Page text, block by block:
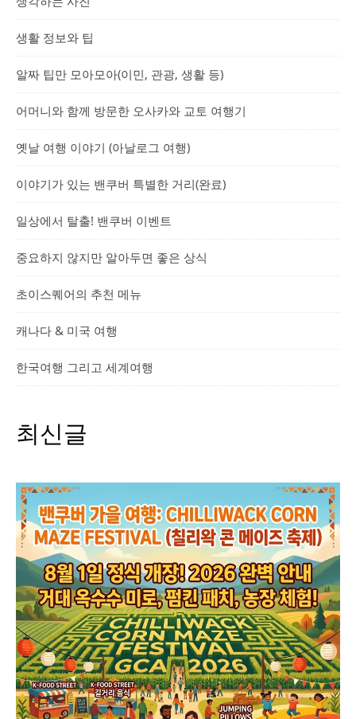
생활 정보와 팁
알짜 팁만 모아모아(이민, 관광, 생활 등)
어머니와 함께 방문한 오사카와 교토 여행기
옛날 여행 이야기 (아날로그 여행)
이야기가 있는 밴쿠버 특별한 거리(완료)
일상에서 탈출! 밴쿠버 이벤트
중요하지 않지만 알아두면 좋은 상식
초이스퀘어의 추천 메뉴
캐나다 & 미국 여행
한국여행 그리고 세계여행
최신글